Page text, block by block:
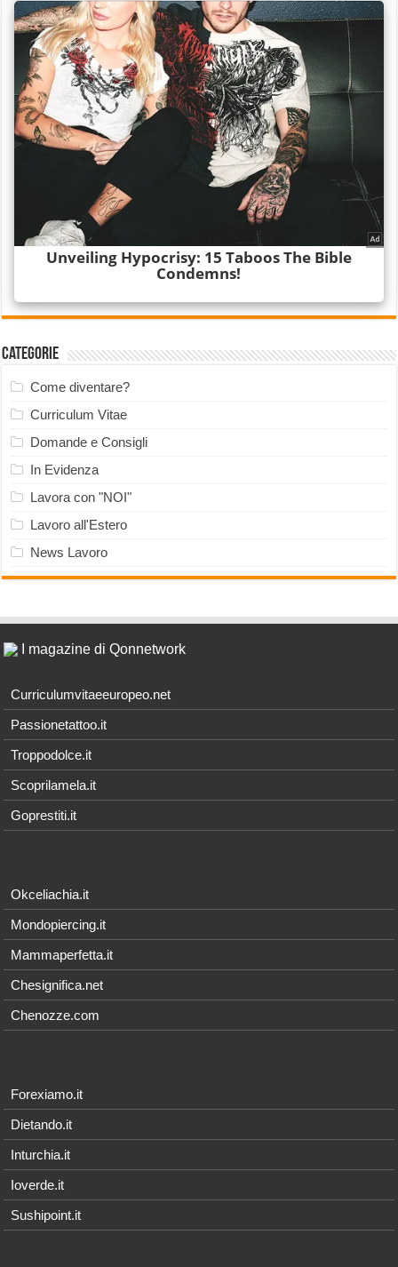
Categorie
Come diventare?
Curriculum Vitae
Domande e Consigli
In Evidenza
Lavora con "NOI"
Lavoro all'Estero
News Lavoro
I magazine di Qonnetwork
Curriculumvitaeeuropeo.net
Passionetattoo.it
Troppodolce.it
Scoprilamela.it
Goprestiti.it
Okceliachia.it
Mondopiercing.it
Mammaperfetta.it
Chesignifica.net
Chenozze.com
Forexiamo.it
Dietando.it
Inturchia.it
Ioverde.it
Sushipoint.it